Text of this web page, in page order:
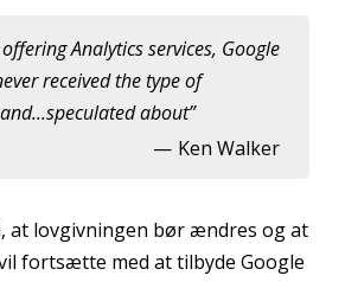
Analytics services, Google
received the type of
about
Ken Walker
at lovgivningen bør ændres og at
fortsætte med at tilbyde Google